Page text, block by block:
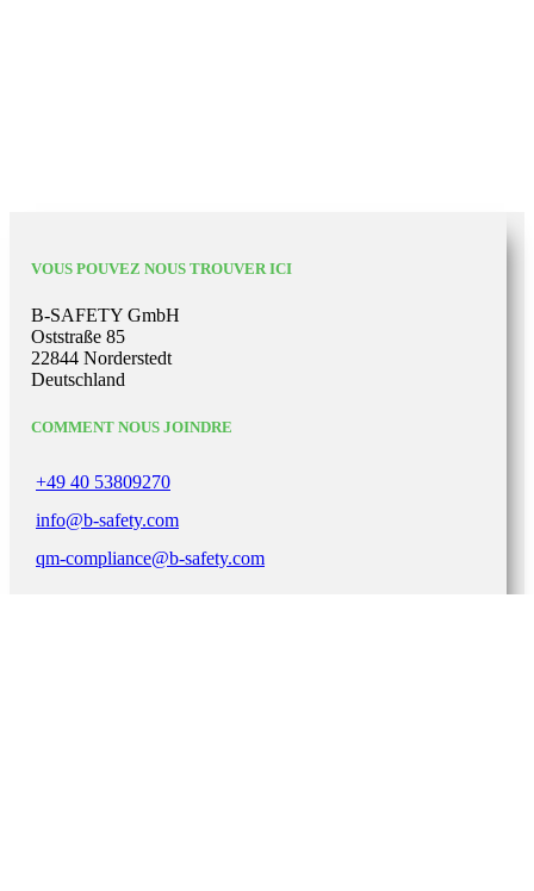
VOUS POUVEZ NOUS TROUVER ICI
B-SAFETY GmbH
Oststraße 85
22844 Norderstedt
Deutschland
COMMENT NOUS JOINDRE
+49 40 53809270
info@b-safety.com
qm-compliance@b-safety.com